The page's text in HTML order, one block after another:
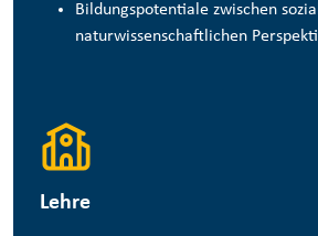
Bildungspotentiale zwischen
naturwissenschaftlichen
Lehre